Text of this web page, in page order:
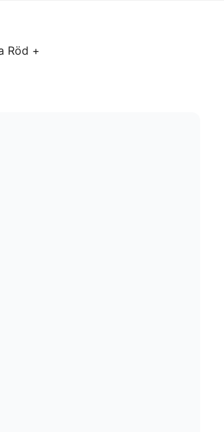
Röd +